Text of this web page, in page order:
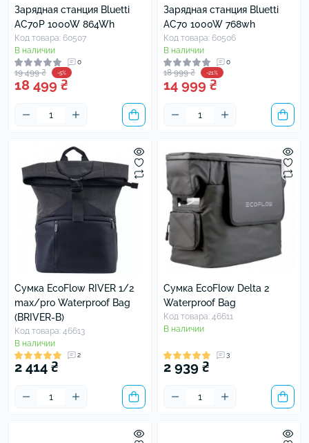
Зарядная станция Bluetti
AC70P 1000W 864Wh
Код товара: 60507
В наличии
0
19 499 ₴ -5%
18 499 ₴
Зарядная станция Bluetti
AC70 1000W 768wh
Код товара: 60506
В наличии
0
18 999 ₴ -21%
14 999 ₴
Сумка EcoFlow RIVER 1/2
max/pro Waterproof Bag
(BRIVER-B)
Код товара: 46613
В наличии
2
2 414 ₴
Сумка EcoFlow Delta 2
Waterproof Bag
Код товара: 46611
В наличии
3
2 939 ₴